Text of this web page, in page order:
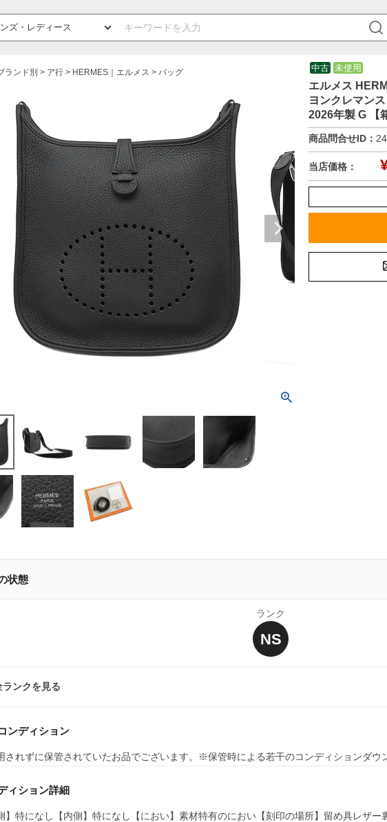
ランド別 ア行 HERMES｜エルメス バッグ 中古 未使用
エルメス
ヨンクレマン
2026年製 G 【
商品問合せID：
当店価格：
状態
ランク
NS
ランクを見る
ンディション
されずに保管されていたお品でございます。※保管時による若干のコンディションダウ
ィション詳細
】特になし【内側】特になし【におい】素材特有のにおい【刻印の場所】留め具レザ